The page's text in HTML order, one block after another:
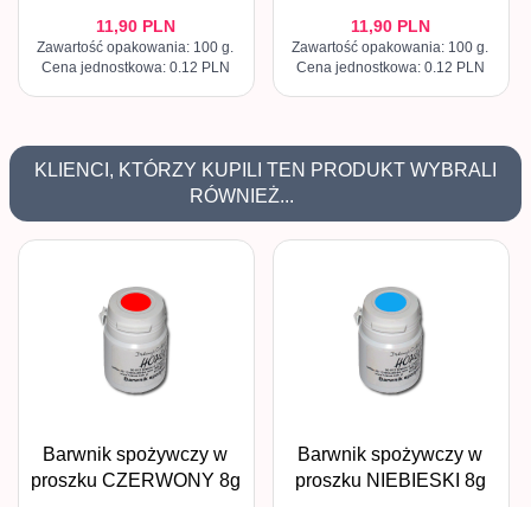
11,90 PLN
Zawartość opakowania: 100 g.
Cena jednostkowa: 0.12 PLN
11,90 PLN
Zawartość opakowania: 100 g.
Cena jednostkowa: 0.12 PLN
KLIENCI, KTÓRZY KUPILI TEN PRODUKT WYBRALI
RÓWNIEŻ...
Barwnik spożywczy w
proszku CZERWONY 8g
Barwnik spożywczy w
proszku NIEBIESKI 8g